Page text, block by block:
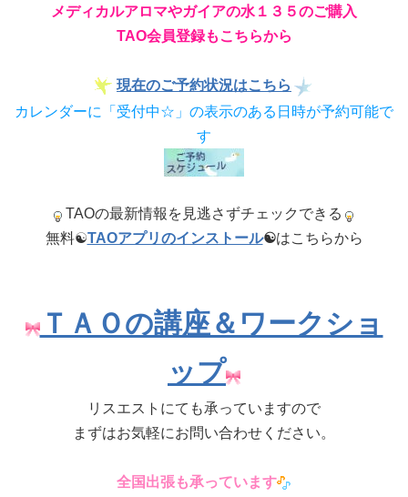
メディカルアロマやガイアの水１３５のご購入
TAO会員登録もこちらから
現在のご予約状況はこちら
カレンダーに「受付中☆」の表示のある日時が予約可能で
す
TAOの最新情報を見逃さずチェックできる
無料☯TAOアプリのインストール☯はこちらから
ＴＡＯの講座＆ワークショ
ップ
リスエストにても承っていますので
まずはお気軽にお問い合わせください。
全国出張も承っています